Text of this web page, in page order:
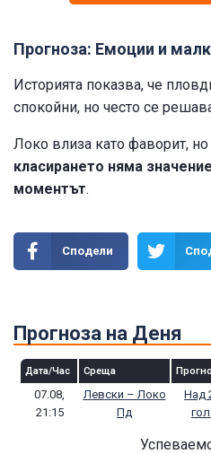
Прогноза: Емоции и
Историята показва, че
спокойни, но често се
Локо влиза като фаворит,
класирането няма
моментът.
Сподели
Прогноза на Деня
Дата/Час Среща
07.08,
21:15
Левски – Локо
Пд
Над